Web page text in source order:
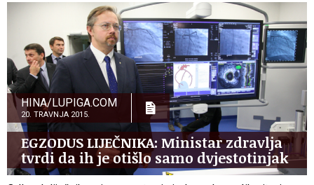
HINA/LUPIGA.COM
20. TRAVNJA 2015.
EGZODUS LIJEČNIKA: Ministar zdravlja
tvrdi da ih je otišlo samo dvjestotinjak